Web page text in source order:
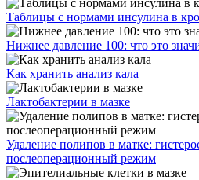
Таблицы с нормами инсулина в
Нижнее давление 100: что это
Как хранить анализ кала
Лактобактерии в мазке
Удаление полипов в матке:
послеоперационный режим